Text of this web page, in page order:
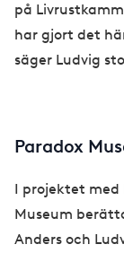
på
har gjort det
säger Ludvig
Paradox
I projektet med
Museum
Anders och